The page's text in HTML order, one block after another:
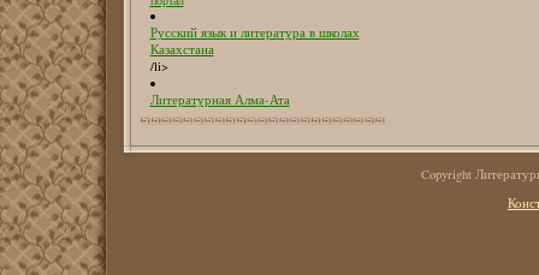
Русский язык и литература в школах
Казахстана
/li>
Литературная Алма-Ата
Copyright